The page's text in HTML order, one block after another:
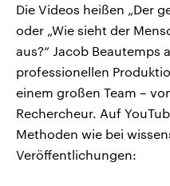
Die Videos heißen „Der
oder „Wie sieht der
aus?“ Jacob
professionellen
einem großen Team –
Rechercheur. Auf
Methoden wie bei
Veröffentlichungen: